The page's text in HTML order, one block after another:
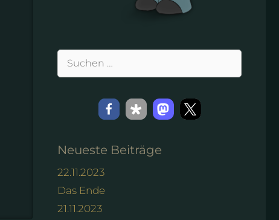
Suchen
Neueste Beiträge
22.11.2023
Das Ende
21.11.2023